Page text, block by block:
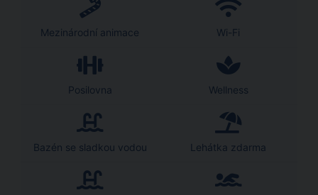
Mezinárodní animace Wi-Fi
Posilovna Wellness
Bazén se sladkou vodou Lehátka zdarma